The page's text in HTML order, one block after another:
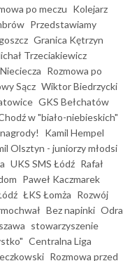
po meczu Kolejarz
Przedstawiamy
Granica Kętrzyn
Trzeciakiewicz
Rozmowa po
Sącz Wiktor Biedrzycki
GKS Bełchatów
w "biało-niebieskich"
Kamil Hempel
Olsztyn - juniorzy młodsi
UKS SMS Łódź Rafał
Paweł Kaczmarek
ŁKS Łomża Rozwój
Bez napinki Odra
stowarzyszenie
Centralna Liga
Rozmowa przed